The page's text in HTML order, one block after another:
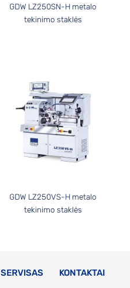
GDW LZ250SN-H metalo
tekinimo staklės
GDW LZ250VS-H metalo
tekinimo staklės
SERVISAS
KONTAKTAI